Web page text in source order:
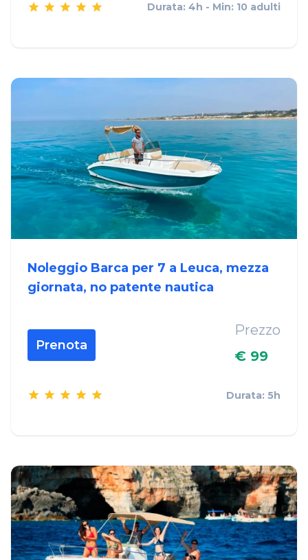
Durata: 4h - Min: 10 adulti
Noleggio Barca per 7 a Leuca, mezza
giornata, no patente nautica
Prenota
Prezzo
€ 99
Durata: 5h